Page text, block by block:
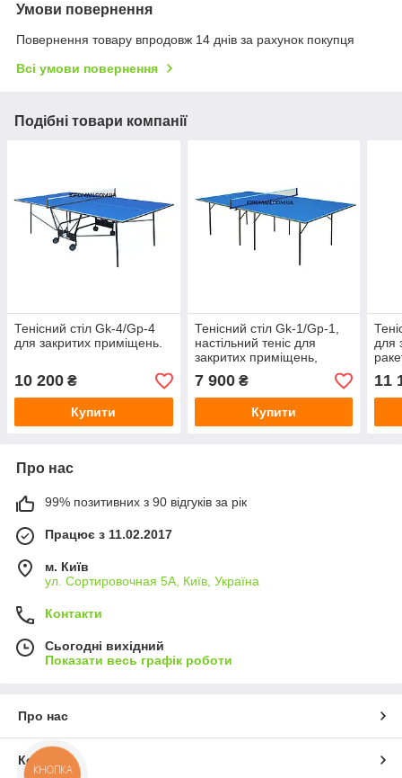
Умови повернення
Повернення товару впродовж 14 днів за рахунок покупця
Всі умови повернення
Подібні товари компанії
Тенісний стіл Gk-4/Gp-4
для закритих приміщень.
10 200 ₴
Купити
Тенісний стіл Gk-1/Gp-1,
настільний теніс для
закритих приміщень,
ракетки та м'ячики в
подарунок!
7 900₴
Купити
для
11
Про нас
99% позитивних з 90 відгуків за рік
Працює з 11.02.2017
м. Київ
ул. Сортировочная 5А, Київ, Україна
Контакти
Сьогодні вихідний
Показати весь графік роботи
Про нас
Контакти
КНОПКА